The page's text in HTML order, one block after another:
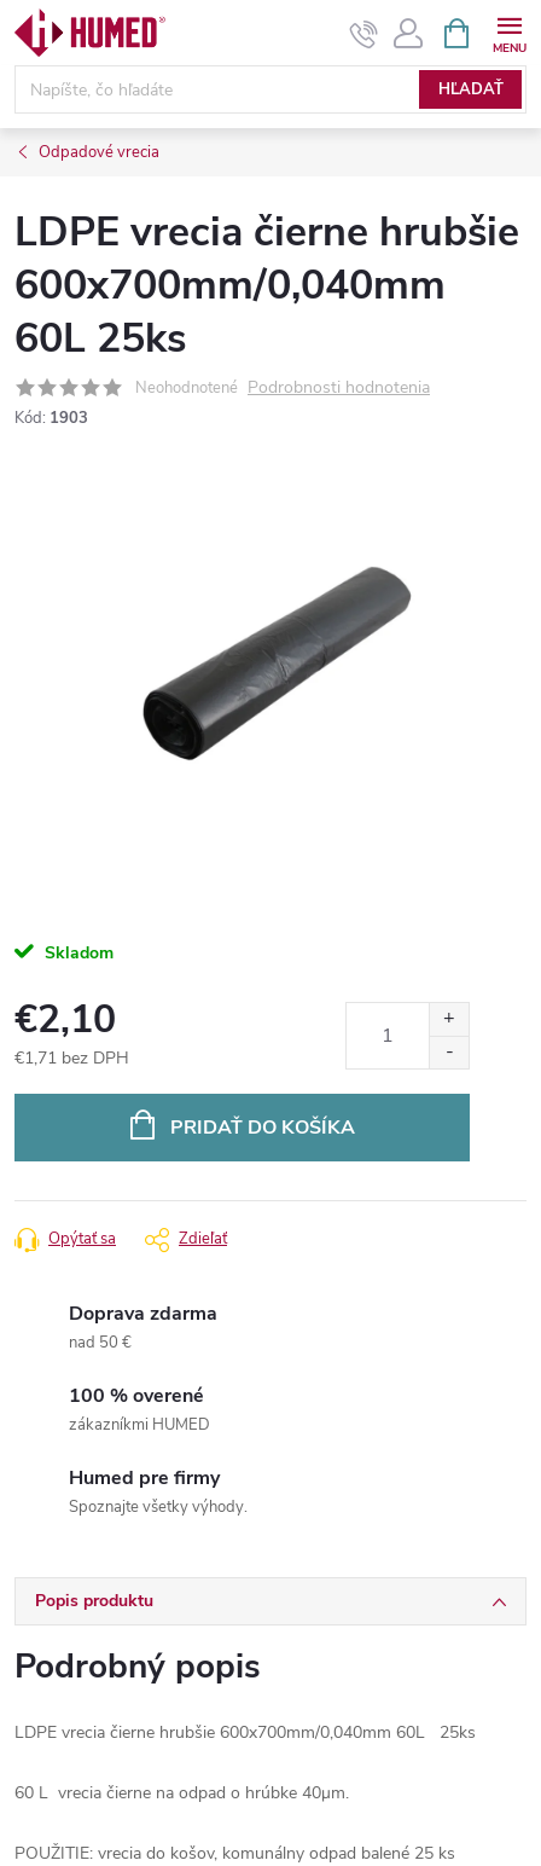
Prejsť
obsah
HĽADAŤ
KOŠÍK
Odpadové vrecia
LDPE vrecia čierne hrubšie
600x700mm/0,040mm
60L 25ks
Neohodnotené Podrobnosti hodnotenia
Kód: 1903
Skladom
€2,10
€1,71 bez DPH
PRIDAŤ DO KOŠÍKA
Opýtať sa Zdieľať
Doprava zdarma
nad 50 €
100 % overené
zákazníkmi HUMED
Humed pre firmy
Spoznajte všetky výhody.
Popis produktu
Podrobný popis
LDPE vrecia čierne hrubšie 600x700mm/0,040mm 60L 25ks
60 L vrecia čierne na odpad o hrúbke 40μm.
POUŽITIE: vrecia do košov, komunálny odpad balené 25 ks